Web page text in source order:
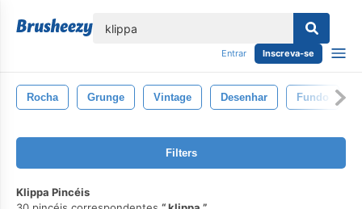
Entrar Inscreva-se
Rocha Grunge Vintage Desenhar Fundo
Filters
Klippa Pincéis